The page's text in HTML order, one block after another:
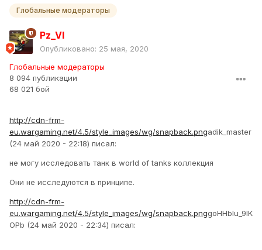
Глобальные модераторы
Pz_VI
Опубликовано: 25 мая, 2020
Глобальные модераторы
8 094 публикации
68 021 бой
http://cdn-frm-
eu.wargaming.net/4.5/style_images/wg/snapback.pngadik_master
(24 май 2020 - 22:18) писал:
не могу исследовать танк в world of tanks коллекция
Они не исследуются в принципе.
http://cdn-frm-
eu.wargaming.net/4.5/style_images/wg/snapback.pnggoHHbIu_9IK
OPb (24 май 2020 - 22:34) писал: